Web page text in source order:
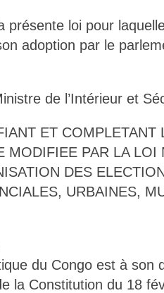
présente loi pour
adoption par le
de l’Intérieur et
ET COMPLETANT
MODIFIEE PAR LA LOI
DES
URBAINES,
du Congo est à son
la Constitution du 18